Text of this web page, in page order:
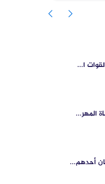
ا...
المهر...
أحدهم...